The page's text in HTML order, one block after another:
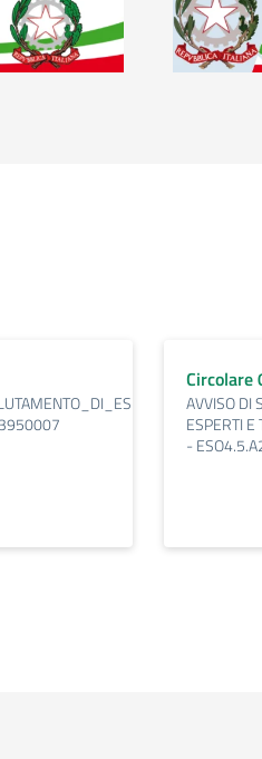
Circolare
AVVISO DI
ESPERTI
-